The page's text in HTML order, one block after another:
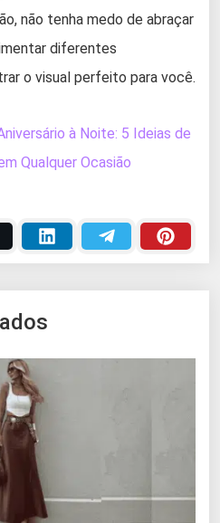
não tenha medo de abraçar
diferentes
o visual perfeito para você.
à Noite: 5 Ideias de
Qualquer Ocasião